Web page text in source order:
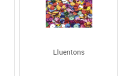
Lluentons